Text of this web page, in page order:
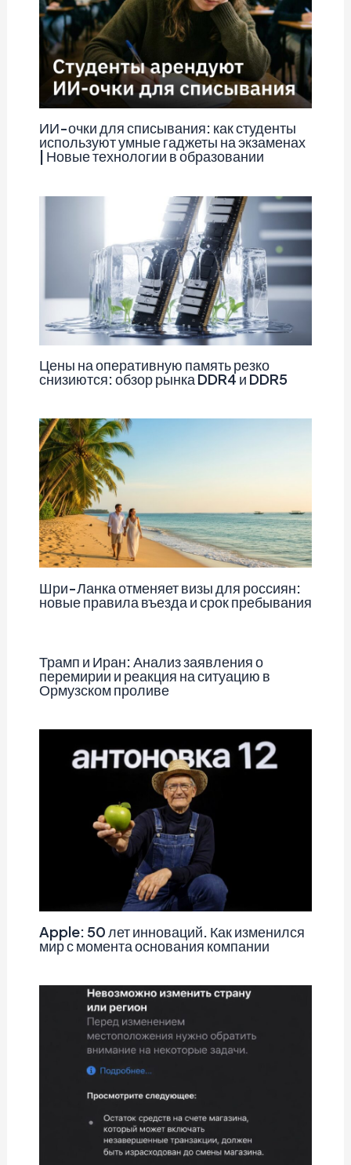
ИИ-очки для списывания: как студенты
используют умные гаджеты на экзаменах
| Новые технологии в образовании
Цены на оперативную память резко
снизиются: обзор рынка DDR4 и DDR5
Шри-Ланка отменяет визы для россиян:
новые правила въезда и срок пребывания
Трамп и Иран: Анализ заявления о
перемирии и реакция на ситуацию в
Ормузском проливе
Apple: 50 лет инноваций. Как изменился
мир с момента основания компании